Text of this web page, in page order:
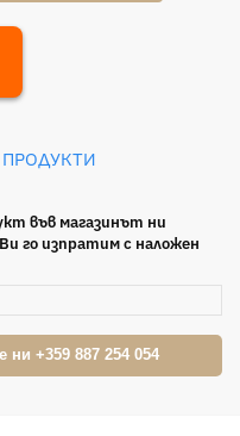
във магазинът ни
го изпратим с наложен
+359 887 254 054